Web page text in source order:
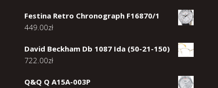
Festina Retro Chronograph F16870/1
449.00zł
David Beckham Db 1087 Ida (50-21-150)
722.00zł
Q&Q Q A15A-003P